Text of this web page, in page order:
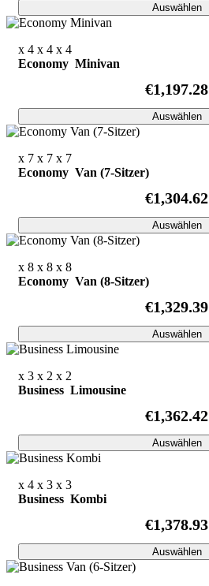
Auswählen
x 4 x 4 x 4
Economy Minivan
€1,197.28
Auswählen
x 7 x 7 x 7
Economy Van (7-Sitzer)
€1,304.62
Auswählen
x 8 x 8 x 8
Economy Van (8-Sitzer)
€1,329.39
Auswählen
x 3 x 2 x 2
Business Limousine
€1,362.42
Auswählen
x 4 x 3 x 3
Business Kombi
€1,378.93
Auswählen